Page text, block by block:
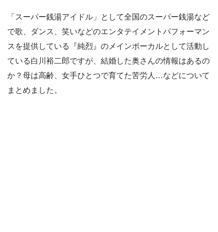
「スーパー銭湯アイドル」として全国のスーパー銭湯など
で歌、ダンス、笑いなどのエンタテイメントパフォーマン
スを提供している『純烈』のメインボーカルとして活動し
ている白川裕二郎ですが、結婚した奥さんの情報はあるの
か？母は高齢、女手ひとつで育てた苦労人…などについて
まとめました。